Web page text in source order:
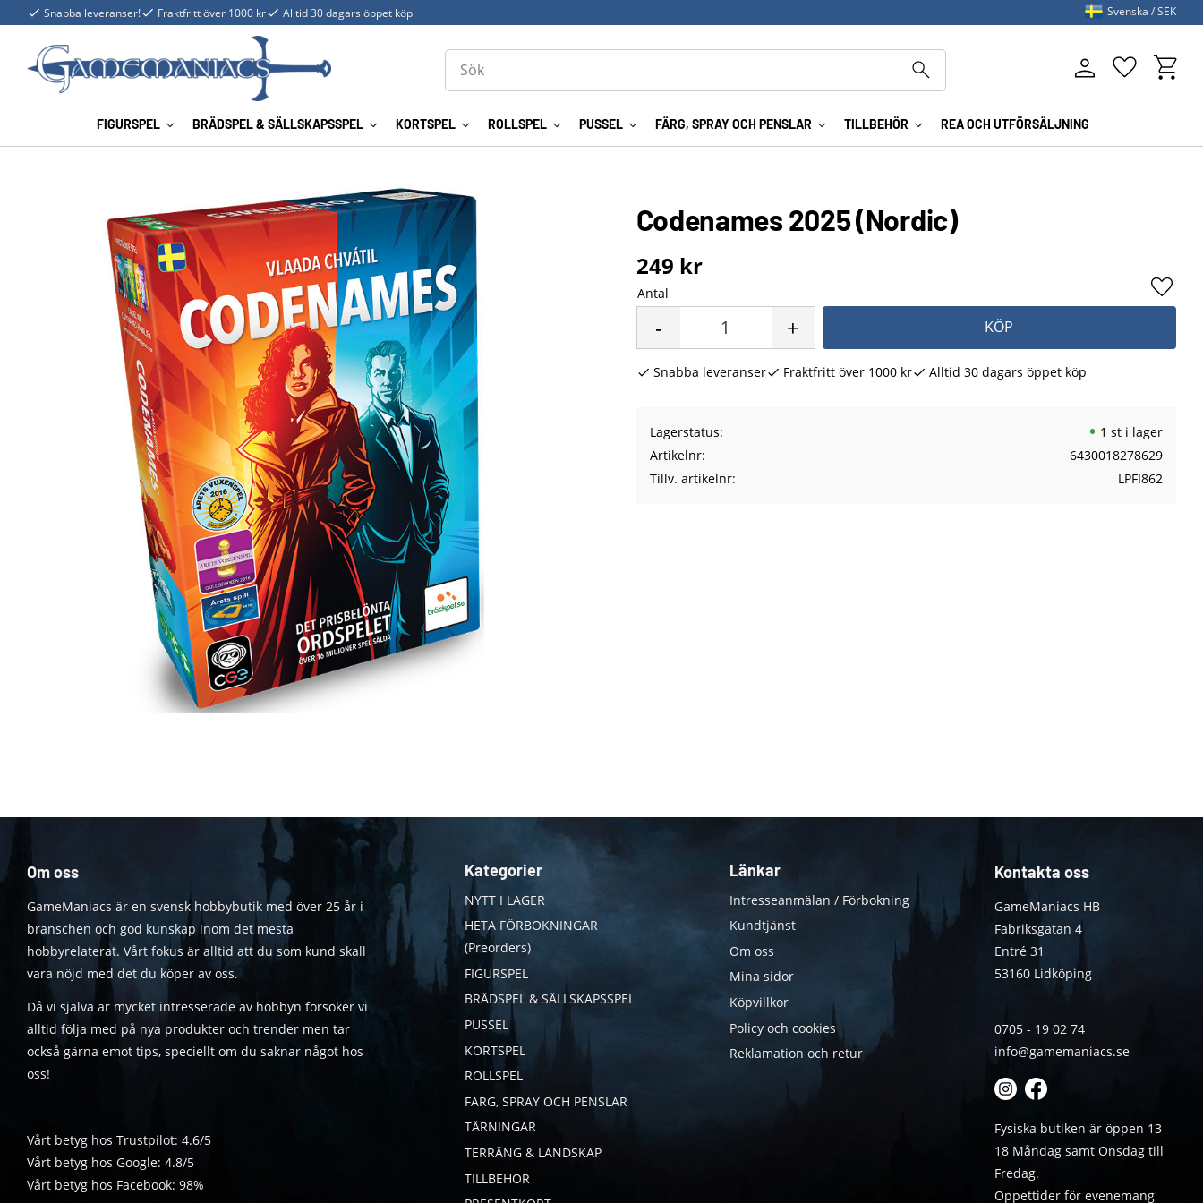
Snabba leveranser! Fraktfritt över 1000 kr Alltid 30 dagars öppet köp
FIGURSPEL BRÄDSPEL & SÄLLSKAPSSPEL KORTSPEL ROLLSPEL PUSSEL FÄRG, SPRAY OCH PENSLAR TILLBEHÖR REA OCH UTFÖRSÄLJNING
Favoriter
Svenska SEK
Codenames 2025 (Nordic)
249 kr
Antal
+
- KÖP
Lägg
Snabba leveranser Fraktfritt över 1000 kr Alltid 30 dagars öppet köp
Lagerstatus
1 st i lager
Artikelnr
6430018278629
Tillv. artikelnr
LPFI862
Om oss
GameManiacs är en svensk hobbybutik med över 25 år i
branschen och god kunskap inom det mesta
hobbyrelaterat. Vårt fokus är alltid att du som kund skall
vara nöjd med det du köper av oss.
Då vi själva är mycket intresserade av hobbyn försöker vi
alltid följa med på nya produkter och trender men tar
också gärna emot tips, speciellt om du saknar något hos
oss!
Vårt betyg hos Trustpilot: 4.6/5
Vårt betyg hos Google: 4.8/5
Vårt betyg hos Facebook: 98%
Kategorier
NYTT I LAGER
HETA FÖRBOKNINGAR
(Preorders)
FIGURSPEL
BRÄDSPEL & SÄLLSKAPSSPEL
PUSSEL
KORTSPEL
ROLLSPEL
FÄRG, SPRAY OCH PENSLAR
TÄRNINGAR
TERRÄNG & LANDSKAP
TILLBEHÖR
Länkar
Intresseanmälan / Förbokning
Kundtjänst
Om oss
Mina sidor
Köpvillkor
Policy och cookies
Reklamation och retur
Kontakta oss
GameManiacs HB
Fabriksgatan 4
Entré 31
53160 Lidköping
0705 - 19 02 74
info@gamemaniacs.se
Fysiska butiken är öppen 13-
18 Måndag samt Onsdag till
Fredag.
Öppettider för evenemang